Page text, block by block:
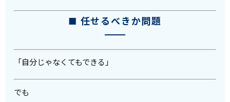
■ 任せるべきか問題
「自分じゃなくてもできる」
でも